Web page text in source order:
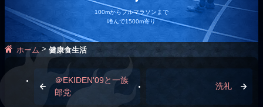
100mからフルマラソンまで
嗜んで1500m寄り
ホーム>健康食生活
＠EKIDEN'09と一族
郎党
洗礼